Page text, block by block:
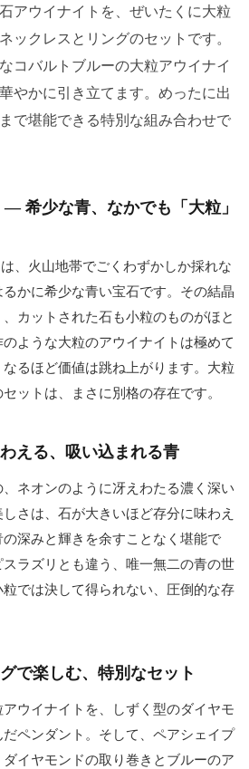
アウイナイトを、ぜいたくに大粒
ックレスとリングのセットです。
コバルトブルーの大粒アウイナイ
やかに引き立てます。めったに出
で堪能できる特別な組み合わせで
希少な青、なかでも「大粒」
、火山地帯でごくわずかしか採れな
かに希少な青い宝石です。その結晶
カットされた石も小粒のものがほと
ような大粒のアウイナイトは極めて
るほど価値は跳ね上がります。大粒
ットは、まさに別格の存在です。
える、吸い込まれる青
ネオンのように冴えわたる濃く深い
さは、石が大きいほど存分に味わえ
深みと輝きを余すことなく堪能で
ラズリとも違う、唯一無二の青の世
では決して得られない、圧倒的な存
で楽しむ、特別なセット
ウイナイトを、しずく型のダイヤモ
ペンダント。そして、ペアシェイプ
イヤモンドの取り巻きとブルーのア